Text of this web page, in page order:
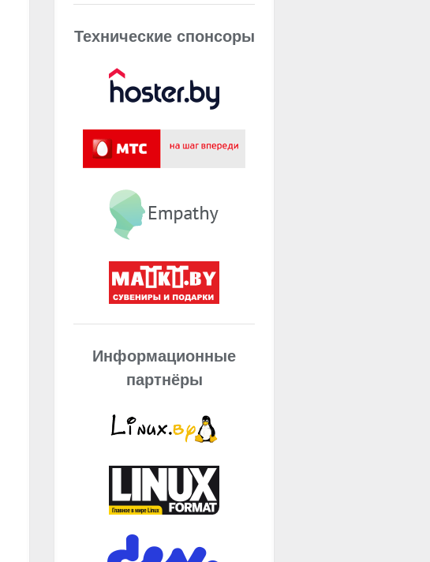
Технические спонсоры
Информационные
партнёры